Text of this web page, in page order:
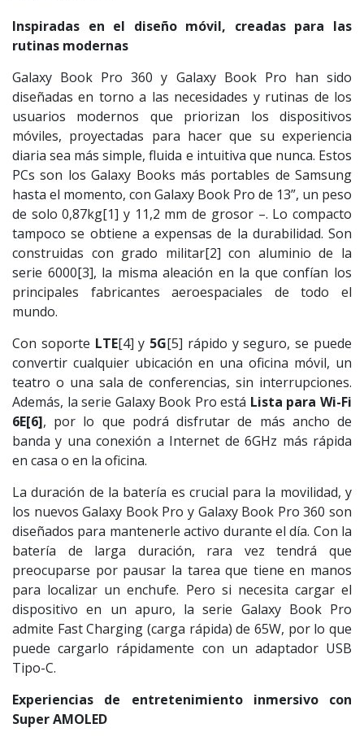
Inspiradas en el diseño móvil, creadas para las
rutinas modernas
Galaxy Book Pro 360 y Galaxy Book Pro han sido
diseñadas en torno a las necesidades y rutinas de los
usuarios modernos que priorizan los dispositivos
móviles, proyectadas para hacer que su experiencia
diaria sea más simple, fluida e intuitiva que nunca. Estos
PCs son los Galaxy Books más portables de Samsung
hasta el momento, con Galaxy Book Pro de 13”, un peso
de solo 0,87kg[1] y 11,2 mm de grosor –. Lo compacto
tampoco se obtiene a expensas de la durabilidad. Son
construidas con grado militar[2] con aluminio de la
serie 6000[3], la misma aleación en la que confían los
principales fabricantes aeroespaciales de todo el
mundo.
Con soporte LTE[4] y 5G[5] rápido y seguro, se puede
convertir cualquier ubicación en una oficina móvil, un
teatro o una sala de conferencias, sin interrupciones.
Además, la serie Galaxy Book Pro está Lista para Wi-Fi
6E[6], por lo que podrá disfrutar de más ancho de
banda y una conexión a Internet de 6GHz más rápida
en casa o en la oficina.
La duración de la batería es crucial para la movilidad, y
los nuevos Galaxy Book Pro y Galaxy Book Pro 360 son
diseñados para mantenerle activo durante el día. Con la
batería de larga duración, rara vez tendrá que
preocuparse por pausar la tarea que tiene en manos
para localizar un enchufe. Pero si necesita cargar el
dispositivo en un apuro, la serie Galaxy Book Pro
admite Fast Charging (carga rápida) de 65W, por lo que
puede cargarlo rápidamente con un adaptador USB
Tipo-C.
Experiencias de entretenimiento inmersivo con
Super AMOLED